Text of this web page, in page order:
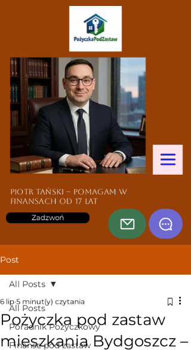
Zadzwoń
Piotr Tański – pomagam w
finansach od 17 lat
Post
All Posts
Poradnik Pożyczkowy
Finanse pod zastaw
All Posts
Pożyczka pod zastaw
mieszkania Bydgoszcz –
6 lip 5 minut(y) czytania